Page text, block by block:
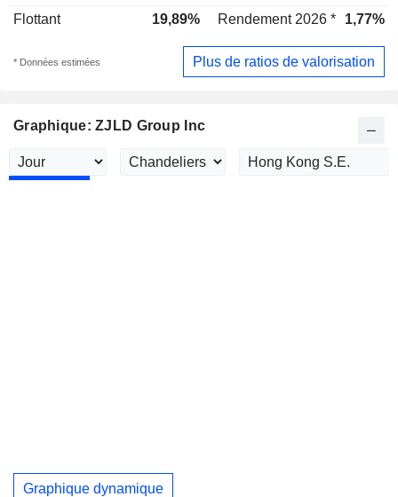
Flottant
19,89% Rendement 2026 * 1,77%
* Données estimées Plus de ratios de valorisation
Graphique: ZJLD Group Inc
Graphique dynamique